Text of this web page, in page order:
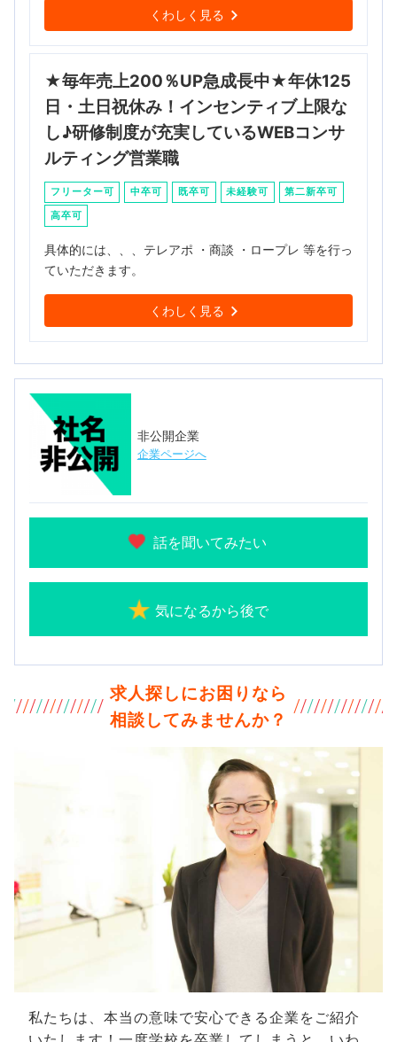
くわしく見る
★毎年売上200％UP急成長中★年休125
日・土日祝休み！インセンティブ上限な
し♪研修制度が充実しているWEBコンサ
ルティング営業職
フリーター可 中卒可 既卒可 未経験可
第二新卒可
高卒可
具体的には、、、テレアポ ・商談 ・ロープレ 等を行っ
ていただきます。
くわしく見る
非公開企業
企業ページへ
話を聞いてみたい
気になるから後で
求人探しにお困りなら
相談してみませんか？
私たちは、本当の意味で安心できる企業をご紹介